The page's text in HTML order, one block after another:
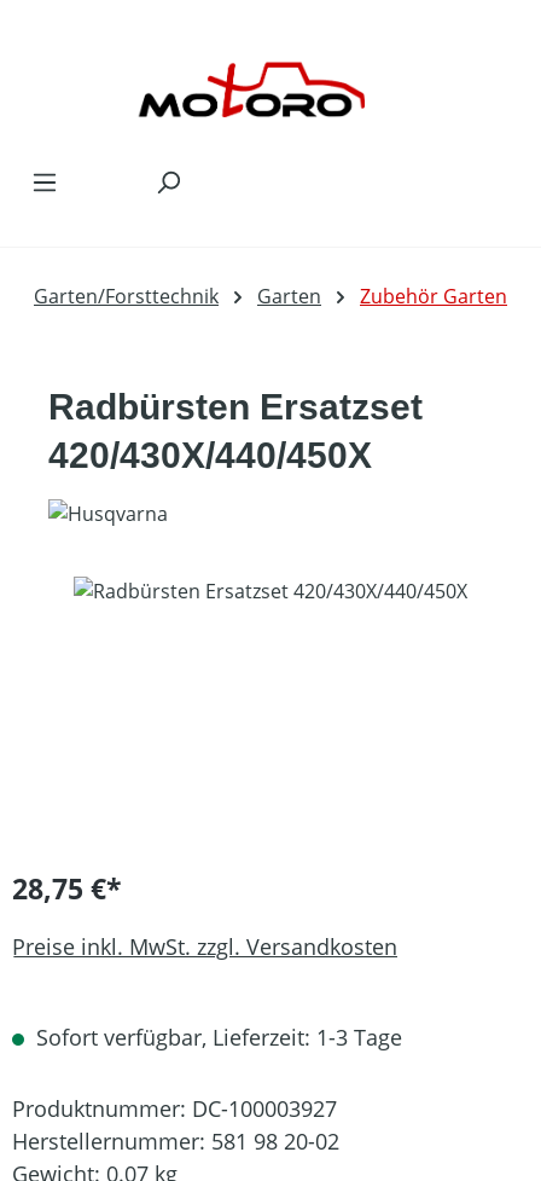
Garten/Forsttechnik Garten Zubehör Garten
Radbürsten Ersatzset
420/430X/440/450X
Bildergalerie überspringen
28,75 €*
Preise inkl. MwSt. zzgl. Versandkosten
Sofort verfügbar, Lieferzeit: 1-3 Tage
Produktnummer: DC-100003927
Herstellernummer: 581 98 20-02
Gewicht: 0.07 kg